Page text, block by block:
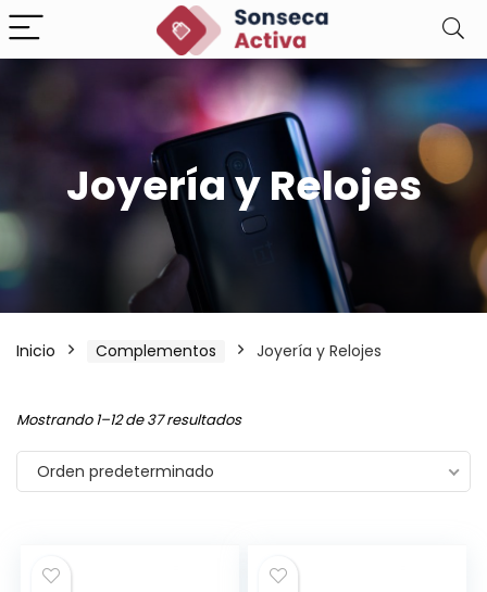
Joyería y Relojes
Inicio Complementos Joyería y Relojes
Mostrando 1–12 de 37 resultados
Orden predeterminado